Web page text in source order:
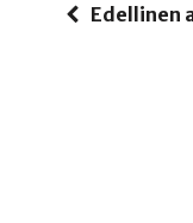
Edellinen